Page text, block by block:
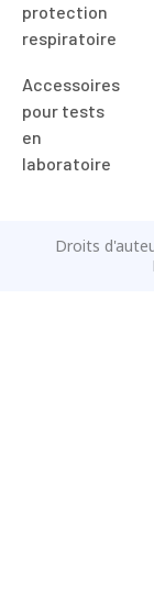
protection
respiratoire
Accessoires
pour tests
en
laboratoire
Droits